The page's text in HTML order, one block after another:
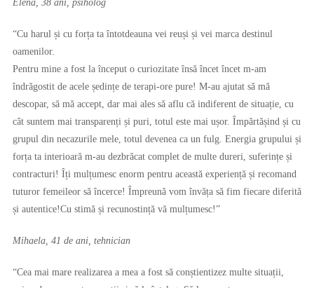
Elena, 38 ani, psiholog
“Cu harul și cu forța ta întotdeauna vei reuși și vei marca destinul
oamenilor.
Pentru mine a fost la început o curiozitate însă încet încet m-am
îndrăgostit de acele ședințe de terapi-ore pure! M-au ajutat să mă
descopar, să mă accept, dar mai ales să aflu că indiferent de situație, cu
cât suntem mai transparenți și puri, totul este mai ușor. Împărtășind și cu
grupul din necazurile mele, totul devenea ca un fulg. Energia grupului și
forța ta interioară m-au dezbrăcat complet de multe dureri, suferințe și
contracturi! Îți mulțumesc enorm pentru această experiență și recomand
tuturor femeileor să încerce! Împreună vom învăța să fim fiecare diferită
și autentice!Cu stimă și recunostință vă mulțumesc!”
Mihaela, 41 de ani, tehnician
“Cea mai mare realizarea a mea a fost să conștientizez multe situații,